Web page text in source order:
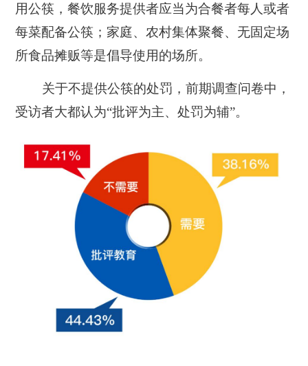
用公筷，餐饮服务提供者应当为合餐者每人或者
每菜配备公筷；家庭、农村集体聚餐、无固定场
所食品摊贩等是倡导使用的场所。
关于不提供公筷的处罚，前期调查问卷中，
受访者大都认为“批评为主、处罚为辅”。